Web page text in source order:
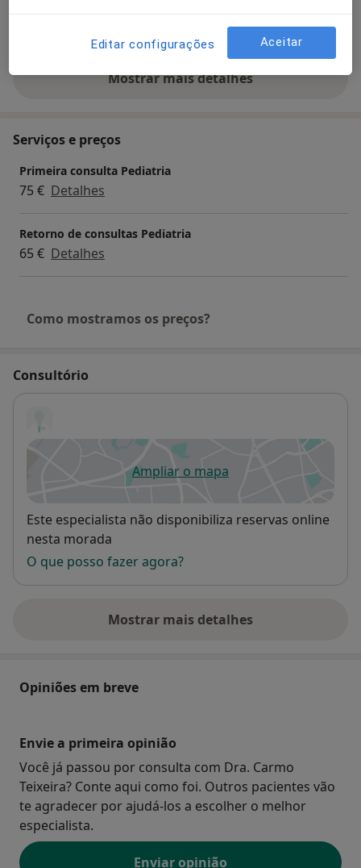
Mostrar mais detalhes
sobre a experiência
Serviços e preços
Primeira consulta Pediatria
75 € Detalhes
Retorno de consultas Pediatria
65 € Detalhes
Como mostramos os preços?
Consultório
Ampliar o mapaabre num novo separador
Disponibilidade
Este especialista não disponibiliza reservas online
nesta morada
O que posso fazer agora?
Mostrar mais detalhes
sobre o endereço
Opiniões em breve
Envie a primeira opinião
Você já passou por consulta com Dra. Carmo
Teixeira? Conte aqui como foi. Outros pacientes vão
te agradecer por ajudá-los a escolher o melhor
especialista.
Enviar opinião
Editar configurações Aceitar